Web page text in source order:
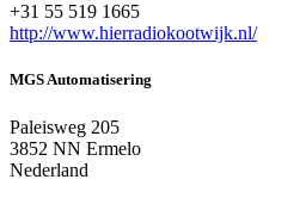
+31 55 519 1665
http://www.hierradiokootwijk.nl/
MGS Automatisering
Paleisweg 205
3852 NN Ermelo
Nederland